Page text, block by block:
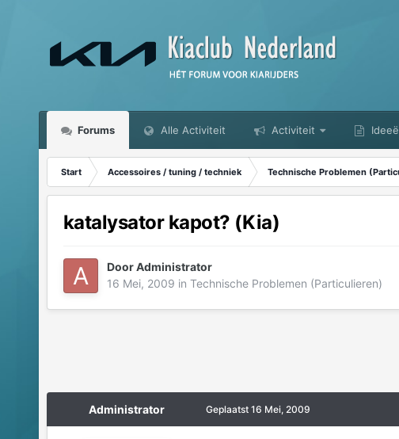
Forums Alle Activiteit Activiteit
Start Accessoires / tuning / techniek Technische Problemen
katalysator kapot? (Kia)
DoorAdministrator
16 Mei, 2009 in Technische Problemen (Particulieren)
Administrator Geplaatst 16 Mei, 2009